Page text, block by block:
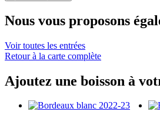
Nous vous proposons
Voir toutes les entrées
Retour à la carte complète
Ajoutez une boisson à